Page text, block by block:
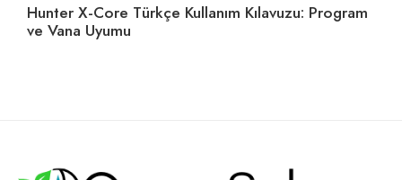
Hunter X-Core Türkçe Kullanım Kılavuzu: Program
ve Vana Uyumu